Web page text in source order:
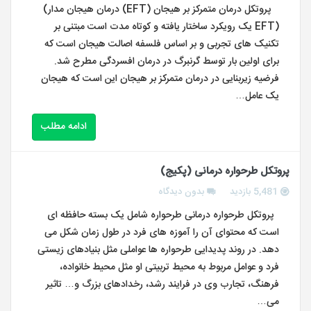
پروتکل درمان متمرکز بر هیجان (EFT) درمان هیجان مدار)
(EFT یک رویکرد ساختار یافته و کوتاه مدت است مبتنی بر
تکنیک های تجربی و بر اساس فلسفه اصالت هیجان است که
برای اولین بار توسط گرنبرگ در درمان افسردگی مطرح شد.
فرضیه زیربنایی در درمان متمرکز بر هیجان این است که هیجان
یک عامل…
ادامه مطلب
پروتکل طرحواره درمانی (پکیج)
5,481 بازدید بدون دیدگاه
پروتکل طرحواره درمانی طرحواره شامل یک بسته حافظه ای
است که محتوای آن را آموزه های فرد در طول زمان شکل می
دهد. در روند پدیدایی طرحواره ها عواملی مثل بنیادهای زیستی
فرد و عوامل مربوط به محیط تربیتی او مثل محیط خانواده،
فرهنگ، تجارب وی در فرایند رشد، رخدادهای بزرگ و… تاثیر
می…